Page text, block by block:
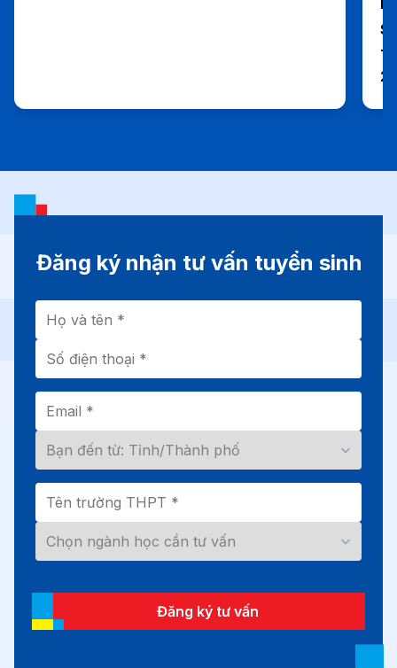
Đăng ký nhận tư vấn tuyển sinh
Đăng ký tư vấn